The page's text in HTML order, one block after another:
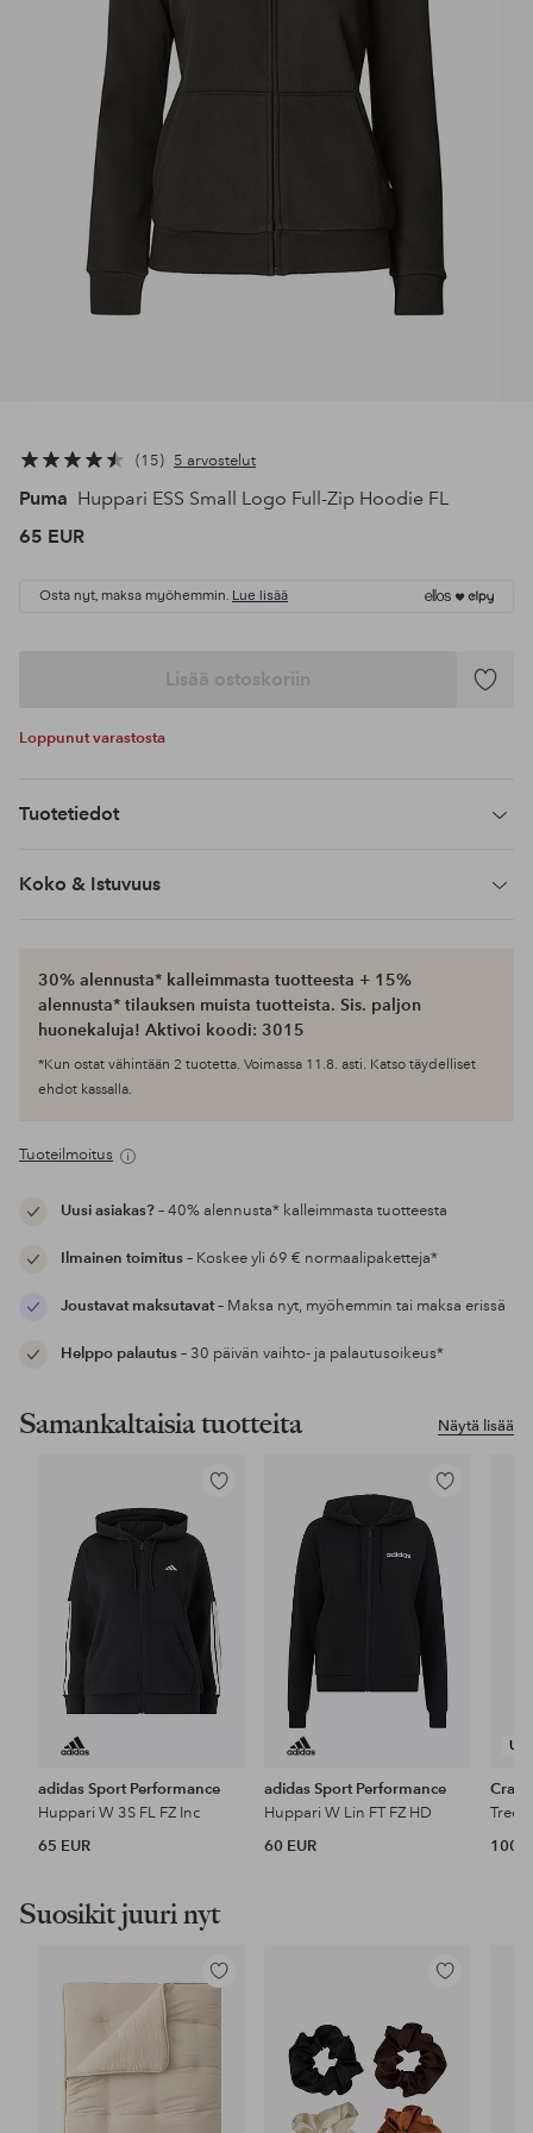
15 5 arvostelut
Puma Huppari ESS Small Logo Full-Zip Hoodie FL
65 EUR
Osta nyt, maksa myöhemmin. Lue lisää
Lisää ostoskoriin
Lisää
Loppunut varastosta
Tuotetiedot
Koko & Istuvuus
30% alennusta* kalleimmasta tuotteesta + 15%
alennusta* tilauksen muista tuotteista. Sis. paljon
huonekaluja! Aktivoi koodi: 3015
*Kun ostat vähintään 2 tuotetta. Voimassa 11.8. asti. Katso täydelliset
ehdot kassalla.
Tuoteilmoitus
Uusi asiakas?– 40% alennusta* kalleimmasta tuotteesta
Ilmainen toimitus– Koskee yli 69 € normaalipaketteja*
Joustavat maksutavat– Maksa nyt, myöhemmin tai maksa erissä
Helppo palautus– 30 päivän vaihto- ja palautusoikeus*
Näytä lisää
Samankaltaisia tuotteita
Lisää
adidas Sport Performance
Huppari W 3S FL FZ Inc
65 EUR
Lisää
adidas Sport Performance
Huppari W Lin FT FZ HD
60 EUR
Craft
100
Suosikit juuri nyt
Lisää
Lisää